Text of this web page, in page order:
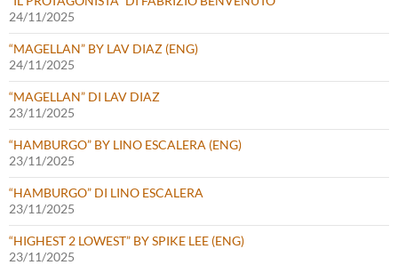
24/11/2025
“MAGELLAN” BY LAV DIAZ (ENG)
24/11/2025
“MAGELLAN” DI LAV DIAZ
23/11/2025
“HAMBURGO” BY LINO ESCALERA (ENG)
23/11/2025
“HAMBURGO” DI LINO ESCALERA
23/11/2025
“HIGHEST 2 LOWEST” BY SPIKE LEE (ENG)
23/11/2025